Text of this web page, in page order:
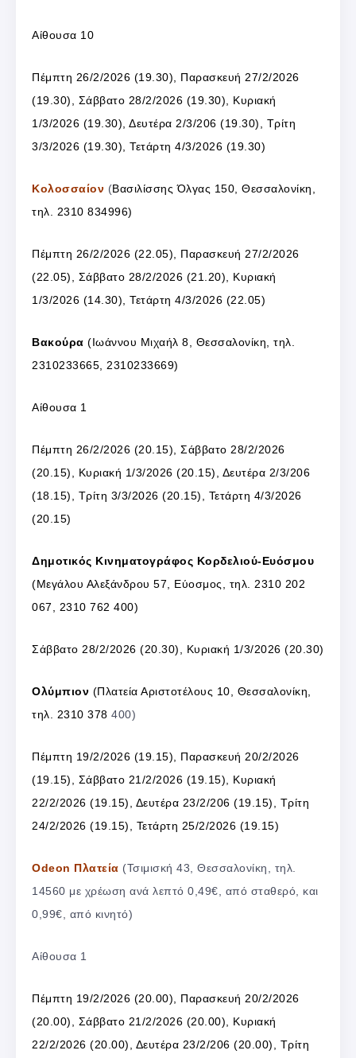
Αίθουσα 10
Πέμπτη 26/2/2026 (19.30), Παρασκευή 27/2/2026
(19.30), Σάββατο 28/2/2026 (19.30), Κυριακή
1/3/2026 (19.30), Δευτέρα 2/3/206 (19.30), Τρίτη
3/3/2026 (19.30), Τετάρτη 4/3/2026 (19.30)
Κολοσσαίον (Βασιλίσσης Όλγας 150, Θεσσαλονίκη,
τηλ. 2310 834996)
Πέμπτη 26/2/2026 (22.05), Παρασκευή 27/2/2026
(22.05), Σάββατο 28/2/2026 (21.20), Κυριακή
1/3/2026 (14.30), Τετάρτη 4/3/2026 (22.05)
Βακούρα (Ιωάννου Μιχαήλ 8, Θεσσαλονίκη, τηλ.
2310233665, 2310233669)
Αίθουσα 1
Πέμπτη 26/2/2026 (20.15), Σάββατο 28/2/2026
(20.15), Κυριακή 1/3/2026 (20.15), Δευτέρα 2/3/206
(18.15), Τρίτη 3/3/2026 (20.15), Τετάρτη 4/3/2026
(20.15)
Δημοτικός Κινηματογράφος Κορδελιού-Ευόσμου
(Μεγάλου Αλεξάνδρου 57, Εύοσμος, τηλ. 2310 202
067, 2310 762 400)
Σάββατο 28/2/2026 (20.30), Κυριακή 1/3/2026 (20.30)
Ολύμπιον (Πλατεία Αριστοτέλους 10, Θεσσαλονίκη,
τηλ. 2310 378 400)
Πέμπτη 19/2/2026 (19.15), Παρασκευή 20/2/2026
(19.15), Σάββατο 21/2/2026 (19.15), Κυριακή
22/2/2026 (19.15), Δευτέρα 23/2/206 (19.15), Τρίτη
24/2/2026 (19.15), Τετάρτη 25/2/2026 (19.15)
Odeon Πλατεία (Τσιμισκή 43, Θεσσαλονίκη, τηλ.
14560 με χρέωση ανά λεπτό 0,49€, από σταθερό, και
0,99€, από κινητό)
Αίθουσα 1
Πέμπτη 19/2/2026 (20.00), Παρασκευή 20/2/2026
(20.00), Σάββατο 21/2/2026 (20.00), Κυριακή
22/2/2026 (20.00), Δευτέρα 23/2/206 (20.00), Τρίτη